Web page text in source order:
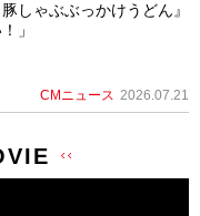
しゃぶぶっかけうどん』
」
CMニュース 2026.07.21